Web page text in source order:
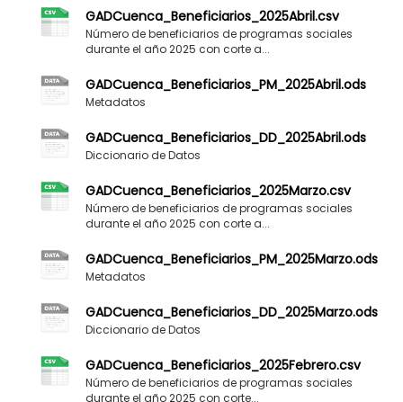
GADCuenca_Beneficiarios_2025Abril.csv
Número de beneficiarios de programas sociales
durante el año 2025 con corte a...
GADCuenca_Beneficiarios_PM_2025Abril.ods
Metadatos
GADCuenca_Beneficiarios_DD_2025Abril.ods
Diccionario de Datos
GADCuenca_Beneficiarios_2025Marzo.csv
Número de beneficiarios de programas sociales
durante el año 2025 con corte a...
GADCuenca_Beneficiarios_PM_2025Marzo.ods
Metadatos
GADCuenca_Beneficiarios_DD_2025Marzo.ods
Diccionario de Datos
GADCuenca_Beneficiarios_2025Febrero.csv
Número de beneficiarios de programas sociales
durante el año 2025 con corte...